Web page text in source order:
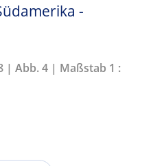
-
| Abb. 4 | Maßstab 1 :